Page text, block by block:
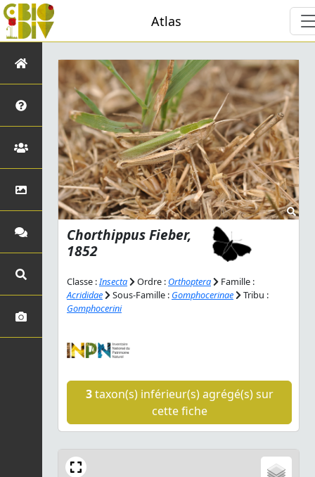
Atlas
ChorthippusFieber,
1852
Classe :Insecta Ordre : Orthoptera
Famille :
Acrididae
Sous-Famille : Gomphocerinae
Tribu :
Gomphocerini
3taxon(s) inférieur(s) agrégé(s) sur
cette fiche